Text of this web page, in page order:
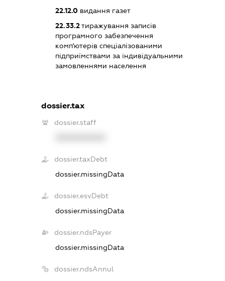
22.12.0видання газет
22.33.2тиражування записів
програмного забезпечення
комп'ютерів спеціалізованими
підприїмствами за індивідуальними
замовленнями населення
dossier.tax
dossier.staff
dossier.taxDebt
dossier.missingData
dossier.esvDebt
dossier.missingData
dossier.ndsPayer
dossier.missingData
dossier.ndsAnnul